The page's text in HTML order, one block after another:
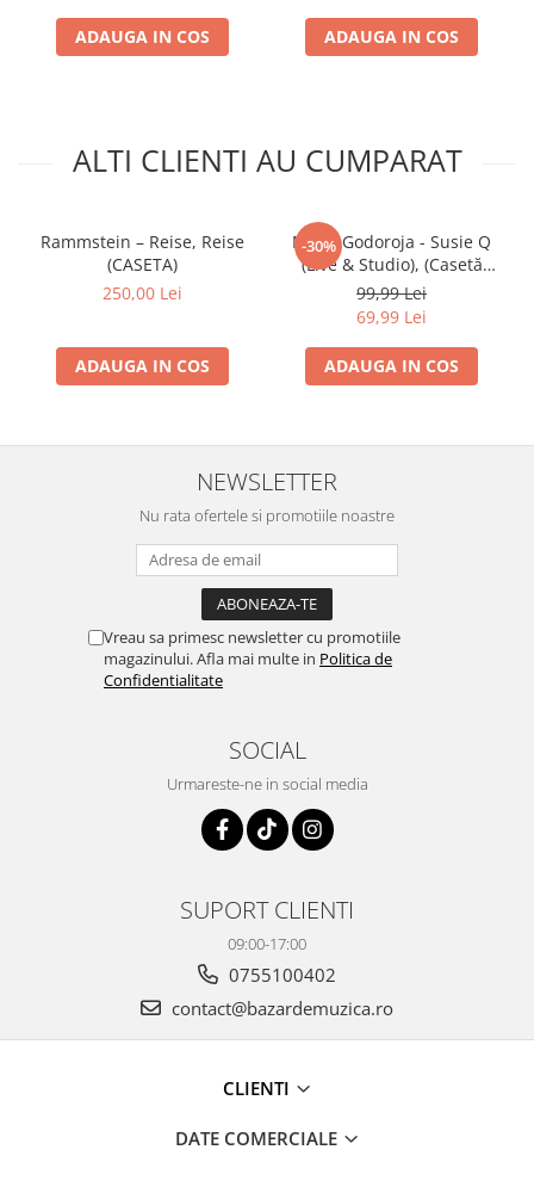
ADAUGA IN COS ADAUGA IN COS
ALTI CLIENTI AU CUMPARAT
Rammstein – Reise, Reise
(CASETA)
250,00 Lei
ADAUGA IN COS
-30%
Mihai Godoroja - Susie Q
(Live & Studio), (Casetă
Audio)
99,99 Lei
69,99 Lei
ADAUGA IN COS
NEWSLETTER
Nu rata ofertele si promotiile noastre
Vreau sa primesc newsletter cu promotiile
magazinului. Afla mai multe in Politica de
Confidentialitate
SOCIAL
Urmareste-ne in social media
SUPORT CLIENTI
09:00-17:00
0755100402
contact@bazardemuzica.ro
CLIENTI
DATE COMERCIALE